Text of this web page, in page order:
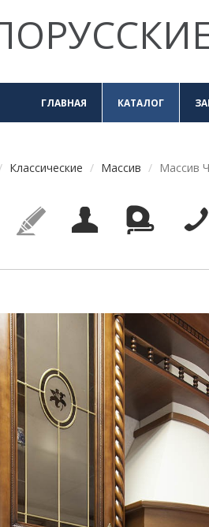
ГЛАВНАЯ КАТАЛОГ
Классические Массив Массив